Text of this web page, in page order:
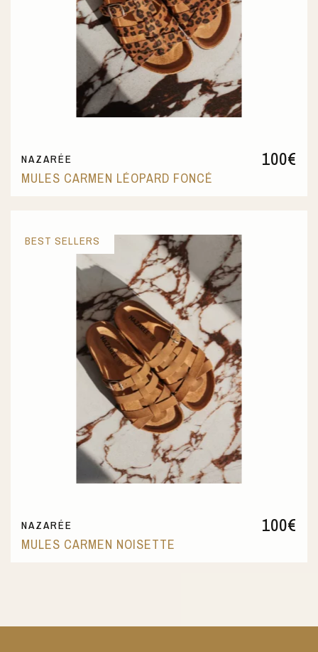
100€
NAZARÉE
MULES CARMEN LÉOPARD FONCÉ
100€
NAZARÉE
MULES CARMEN NOISETTE
BEST SELLERS